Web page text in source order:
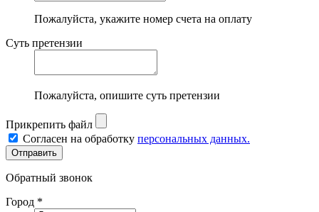
Пожалуйста, укажите номер счета на оплату
Суть претензии
Пожалуйста, опишите суть претензии
Прикрепить файл
Согласен на обработку персональных данных.
Обратный звонок
Город *